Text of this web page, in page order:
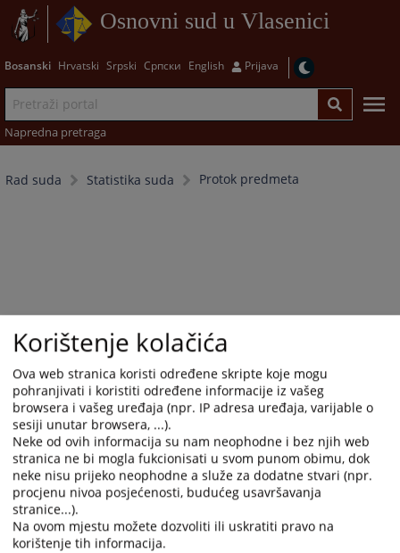
Osnovni sud u Vlasenici
Bosanski Hrvatski Srpski Српски English Prijava
Napredna pretraga
Rad suda Statistika suda Protok predmeta
Trenutno nema vijesti
Korištenje kolačića
Ova web stranica koristi određene skripte koje mogu
pohranjivati i koristiti određene informacije iz vašeg
browsera i vašeg uređaja (npr. IP adresa uređaja, varijable o
sesiji unutar browsera, ...).
Neke od ovih informacija su nam neophodne i bez njih web
stranica ne bi mogla fukcionisati u svom punom obimu, dok
neke nisu prijeko neophodne a služe za dodatne stvari (npr.
procjenu nivoa posjećenosti, budućeg usavršavanja
stranice...).
Na ovom mjestu možete dozvoliti ili uskratiti pravo na
korištenje tih informacija.